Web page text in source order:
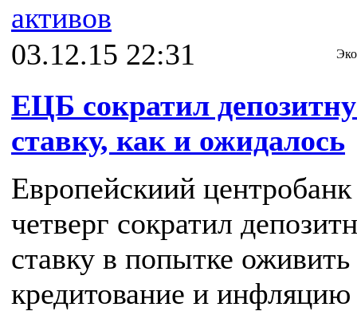
активов
03.12.15 22:31
ЕЦБ сократил
ставку, как и ожидалось
Европейскиий
четверг сократил
ставку в попытке оживить
кредитование и инфляцию